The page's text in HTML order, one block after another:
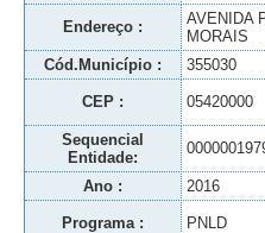
Endereço :
AVENIDA
MORAIS
Cód.Município : 355030
CEP : 05420000
Sequencial
Entidade:
Ano : 2016
Programa : PNLD